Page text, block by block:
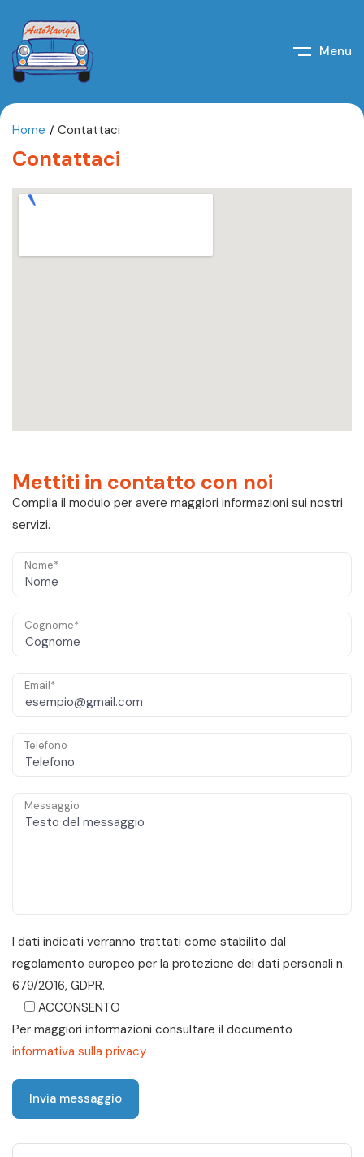
Menu
Home Contattaci
Contattaci
Mettiti in contatto con noi
Compila il modulo per avere maggiori informazioni sui nostri
servizi.
Nome*
Cognome*
Email*
Telefono
Messaggio
I dati indicati verranno trattati come stabilito dal
regolamento europeo per la protezione dei dati personali n.
679/2016, GDPR.
ACCONSENTO
Per maggiori informazioni consultare il documento
informativa sulla privacy